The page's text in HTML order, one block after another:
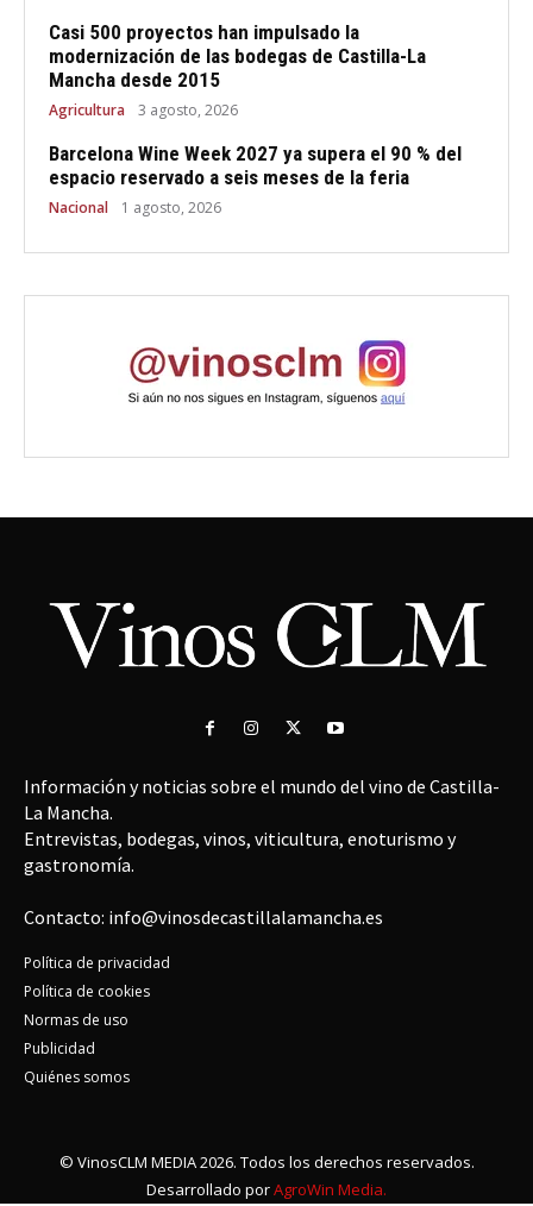
Casi 500 proyectos han impulsado la
modernización de las bodegas de Castilla-La
Mancha desde 2015
Agricultura 3 agosto, 2026
Barcelona Wine Week 2027 ya supera el 90 % del
espacio reservado a seis meses de la feria
Nacional 1 agosto, 2026
Información y noticias sobre el mundo del vino de Castilla-
La Mancha.
Entrevistas, bodegas, vinos, viticultura, enoturismo y
gastronomía.
Contacto: info@vinosdecastillalamancha.es
Política de privacidad
Política de cookies
Normas de uso
Publicidad
Quiénes somos
© VinosCLM MEDIA 2026. Todos los derechos reservados.
Desarrollado porAgroWin Media.